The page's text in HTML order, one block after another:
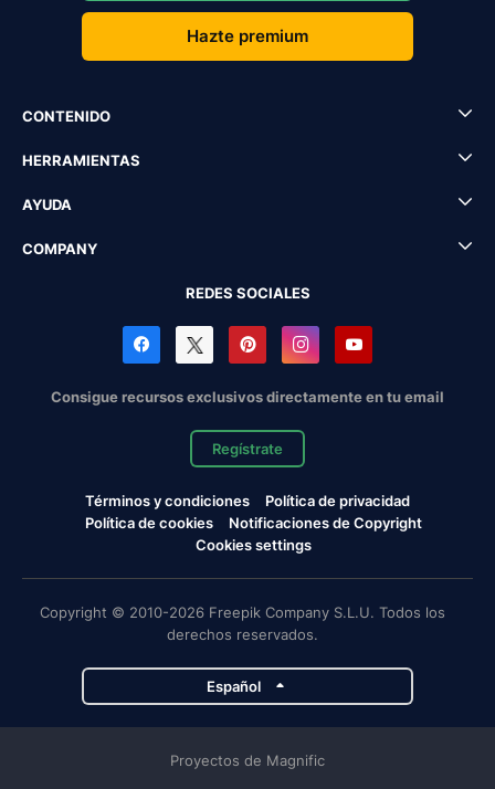
Hazte premium
CONTENIDO
HERRAMIENTAS
AYUDA
COMPANY
REDES SOCIALES
Consigue recursos exclusivos directamente en tu email
Regístrate
Términos y condiciones
Política de privacidad
Política de cookies
Notificaciones de Copyright
Cookies settings
Copyright © 2010-2026 Freepik Company S.L.U. Todos los
derechos reservados.
Español
Proyectos de Magnific